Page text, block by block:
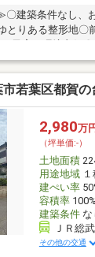
建築条件なし、
とりある整形地〇
建築計画もスムー
若葉区都賀の
2,980万
（坪単価:-）
土地面積
用途地域１
建ぺい率
容積率100%
建築条件な
ＪＲ総
その他の交通